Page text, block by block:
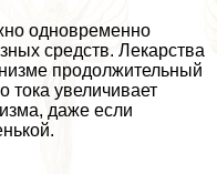
одновременно
средств. Лекарства
продолжительный
тока увеличивает
даже если